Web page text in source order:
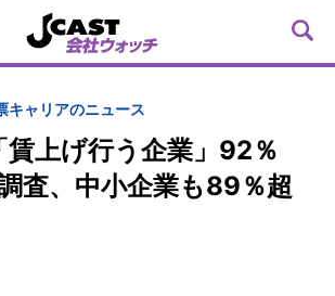
キャリアのニュース
上げ行う企業」92％
査、中小企業も89％超